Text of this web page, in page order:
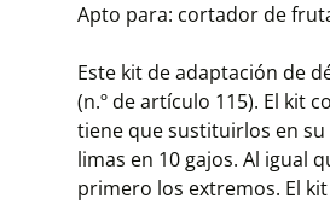
Apto para: cortador de
Este kit de adaptación de
(n.º de artículo 115). El kit
tiene que sustituirlos en
limas en 10 gajos. Al igual
primero los extremos. El